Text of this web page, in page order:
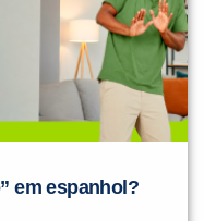
em espanhol?